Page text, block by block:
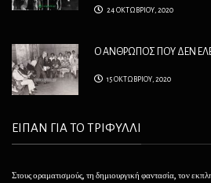
24 ΟΚΤΩΒΡΙΟΥ, 2020
Ο ΑΝΘΡΩΠΟΣ ΠΟΥ ΔΕΝ
15 ΟΚΤΩΒΡΙΟΥ, 2020
ΕΙΠΑΝ ΓΙΑ ΤΟ ΤΡΙΦΥΛΛΙ
Στους οραματισμούς, τη δημιουργική φαντασία, τον